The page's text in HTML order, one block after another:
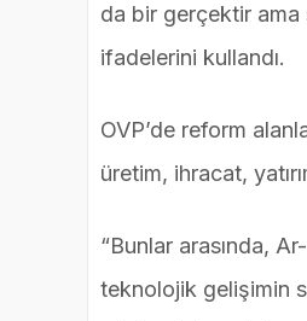
da bir gerçektir ama
ifadelerini kullandı.
OVP’de reform
üretim, ihracat,
“Bunlar arasında,
teknolojik gelişimin